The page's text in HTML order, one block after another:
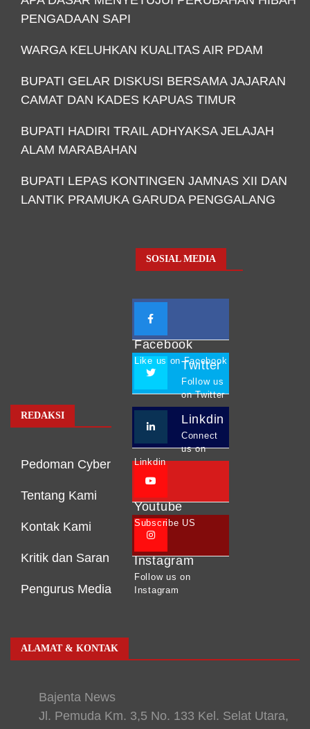
PENGADAAN SAPI
WARGA KELUHKAN KUALITAS AIR PDAM
BUPATI GELAR DISKUSI BERSAMA JAJARAN
CAMAT DAN KADES KAPUAS TIMUR
BUPATI HADIRI TRAIL ADHYAKSA JELAJAH
ALAM MARABAHAN
BUPATI LEPAS KONTINGEN JAMNAS XII DAN
LANTIK PRAMUKA GARUDA PENGGALANG
REDAKSI
Pedoman Cyber
Tentang Kami
Kontak Kami
Kritik dan Saran
Pengurus Media
SOSIAL MEDIA
Facebook
Like us on Facebook
Twitter
Follow us
on Twitter
Linkdin
Connect
us on
Linkdin
Youtube
Subscribe US
Instagram
Follow us on
Instagram
ALAMAT & KONTAK
Bajenta News
Jl. Pemuda Km. 3,5 No. 133 Kel. Selat Utara,